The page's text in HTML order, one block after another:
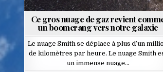
Ce gros nuage de gaz revient
un boomerang vers notre galaxie
Le nuage Smith se déplace à plus d’un
de kilomètres par heure. Le nuage Smith
un immense nuage…